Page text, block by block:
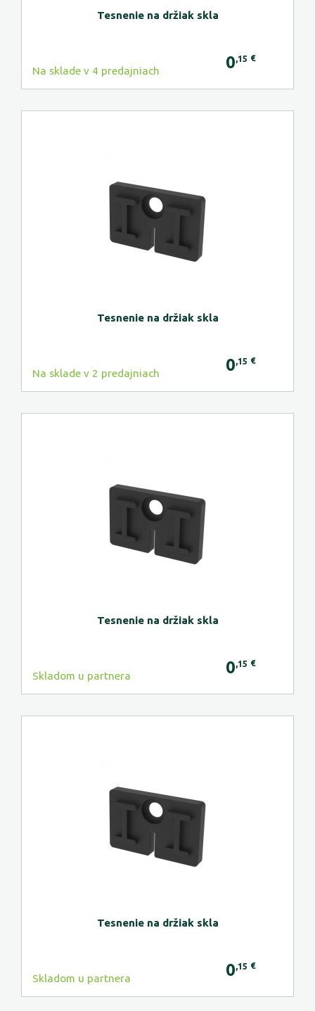
Tesnenie na držiak skla
Na sklade v 4 predajniach 0 ,15 €
Tesnenie na držiak skla
Na sklade v 2 predajniach 0 ,15 €
Tesnenie na držiak skla
Skladom u partnera 0 ,15 €
Tesnenie na držiak skla
Skladom u partnera 0 ,15 €